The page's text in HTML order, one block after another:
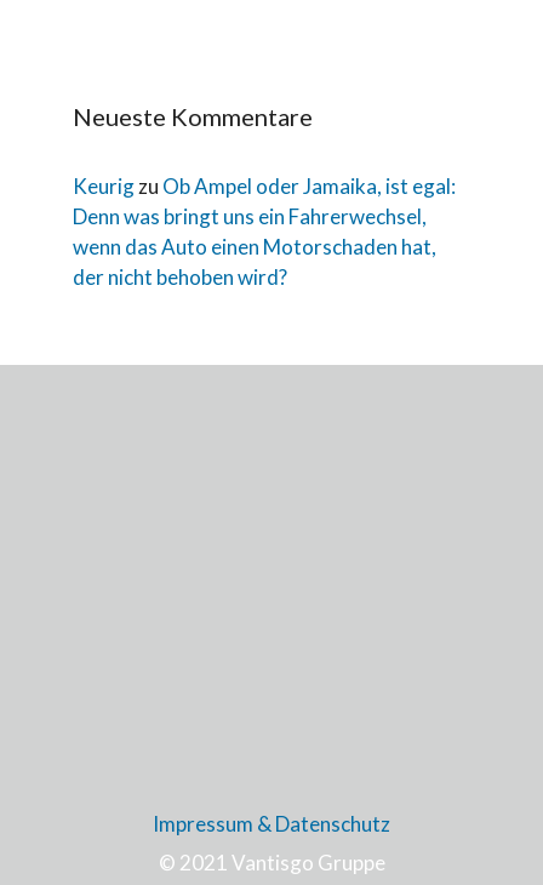
Neueste Kommentare
Keurigzu Ob Ampel oder Jamaika, ist egal:
Denn was bringt uns ein Fahrerwechsel,
wenn das Auto einen Motorschaden hat,
der nicht behoben wird?
Impressum & Datenschutz
© 2021 Vantisgo Gruppe